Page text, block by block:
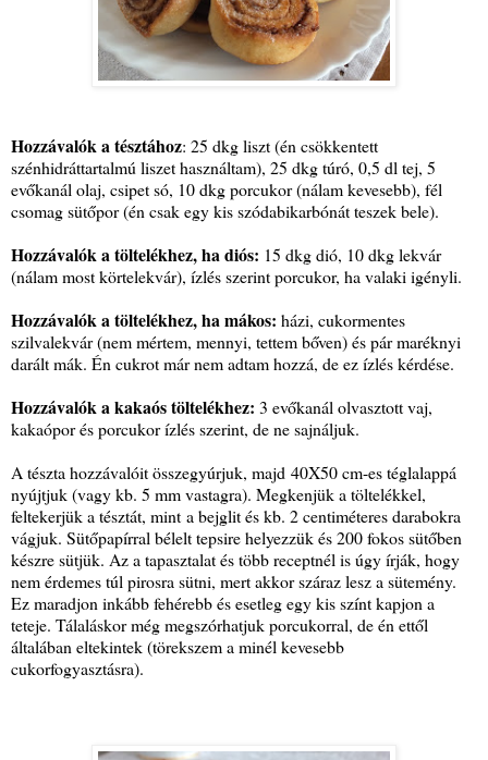
Hozzávalók a tésztához: 25 dkg liszt (én csökkentett
szénhidráttartalmú liszet használtam), 25 dkg túró, 0,5 dl tej, 5
evőkanál olaj, csipet só, 10 dkg porcukor (nálam kevesebb), fél
csomag sütőpor (én csak egy kis szódabikarbónát teszek bele).
Hozzávalók a töltelékhez, ha diós: 15 dkg dió, 10 dkg lekvár
(nálam most körtelekvár), ízlés szerint porcukor, ha valaki igényli.
Hozzávalók a töltelékhez, ha mákos: házi, cukormentes
szilvalekvár (nem mértem, mennyi, tettem bőven) és pár maréknyi
darált mák. Én cukrot már nem adtam hozzá, de ez ízlés kérdése.
Hozzávalók a kakaós töltelékhez: 3 evőkanál olvasztott vaj,
kakaópor és porcukor ízlés szerint, de ne sajnáljuk.
A tészta hozzávalóit összegyúrjuk, majd 40X50 cm-es téglalappá
nyújtjuk (vagy kb. 5 mm vastagra). Megkenjük a töltelékkel,
feltekerjük a tésztát, mint a bejglit és kb. 2 centiméteres darabokra
vágjuk. Sütőpapírral bélelt tepsire helyezzük és 200 fokos sütőben
készre sütjük. Az a tapasztalat és több receptnél is úgy írják, hogy
nem érdemes túl pirosra sütni, mert akkor száraz lesz a sütemény.
Ez maradjon inkább fehérebb és esetleg egy kis színt kapjon a
teteje. Tálaláskor még megszórhatjuk porcukorral, de én ettől
általában eltekintek (törekszem a minél kevesebb
cukorfogyasztásra).